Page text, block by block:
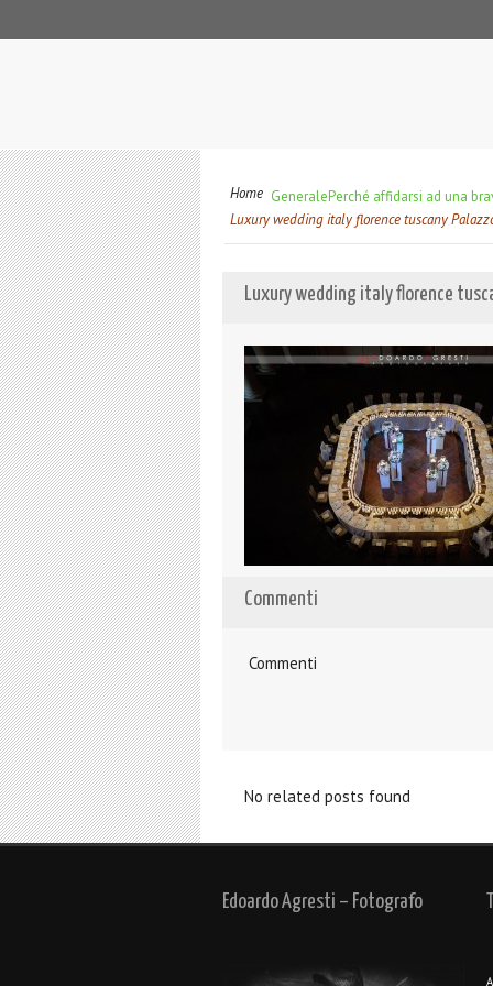
Home GeneralePerché affidarsi ad una
Luxury wedding italy florence tuscany
Luxury wedding italy florence
Commenti
Commenti
No related posts found
Edoardo Agresti – Fotografo